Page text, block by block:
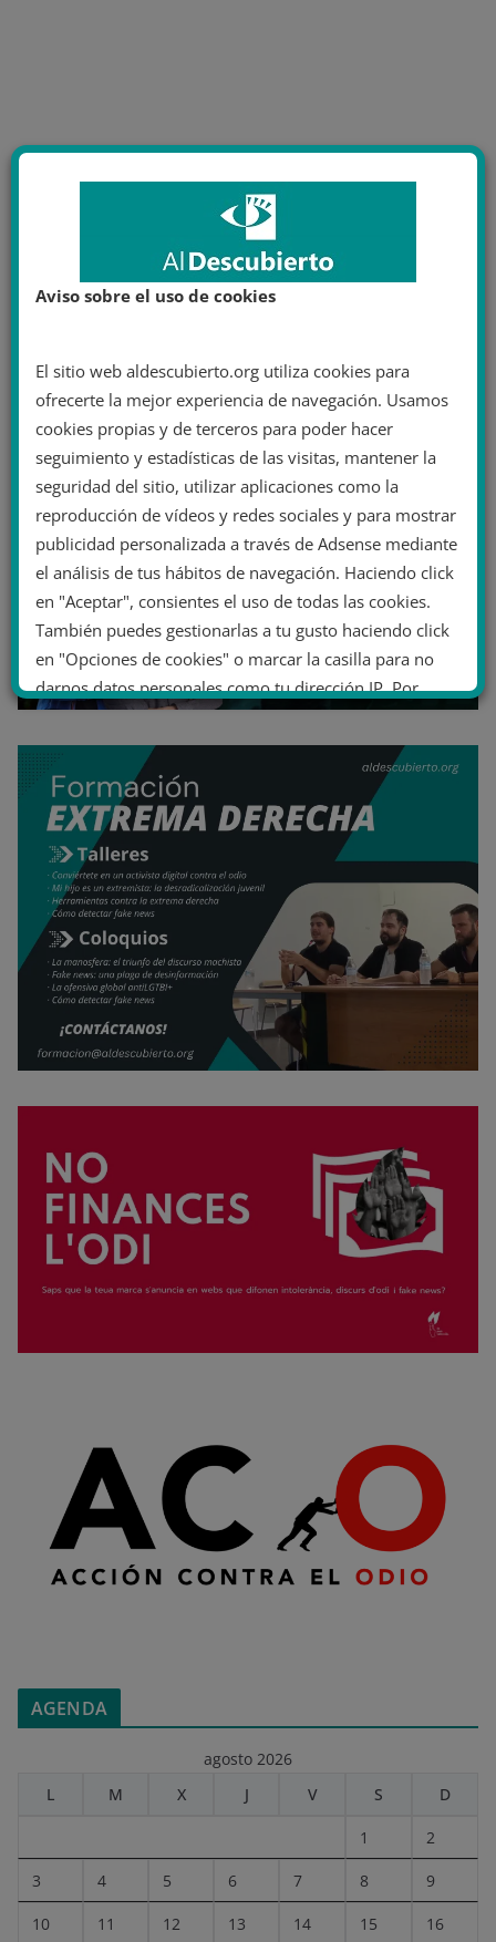
AGENDA
agosto 2026
L
M X J V S D
1 2
3 4 5 6 7 8 9
10 11 12 13 14 15 16
Aviso sobre el uso de cookies
El sitio web aldescubierto.org utiliza cookies para
ofrecerte la mejor experiencia de navegación. Usamos
cookies propias y de terceros para poder hacer
seguimiento y estadísticas de las visitas, mantener la
seguridad del sitio, utilizar aplicaciones como la
reproducción de vídeos y redes sociales y para mostrar
publicidad personalizada a través de Adsense mediante
el análisis de tus hábitos de navegación. Haciendo click
en "Aceptar", consientes el uso de todas las cookies.
También puedes gestionarlas a tu gusto haciendo click
en "Opciones de cookies" o marcar la casilla para no
darnos datos personales como tu dirección IP. Por
último, puedes leer nuestra Política de cookies.
No dar mi información personal
Opciones de cookies Aceptar cookies
Rechazar cookies Política de cookies